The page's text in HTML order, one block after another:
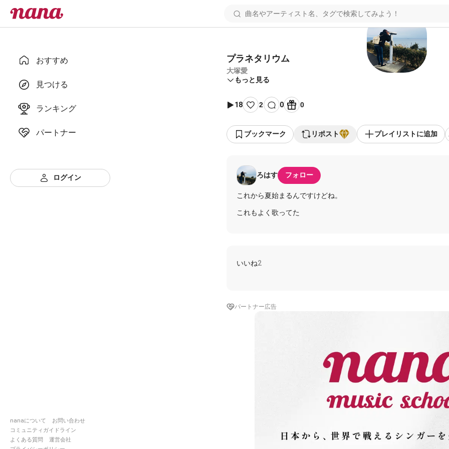
おすすめ
見つける
ランキング
パートナー
ログイン
nanaについて
お問い合わせ
コミュニティガイドライン
よくある質問
運営会社
プラネタリウム
大塚愛
もっと見る
18 2 0 0
ブックマーク リポスト プレイリストに追加
ろはす フォロー
これから夏始まるんですけどね。
これもよく歌ってた
いいね2
パートナー広告